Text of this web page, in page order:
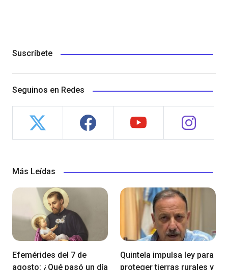
Suscríbete
Seguinos en Redes
Más Leídas
Efemérides del 7 de
agosto: ¿Qué pasó un día
Quintela impulsa ley para
proteger tierras rurales y